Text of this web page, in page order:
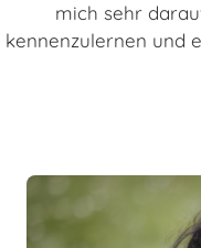
mich sehr
kennenzulernen und